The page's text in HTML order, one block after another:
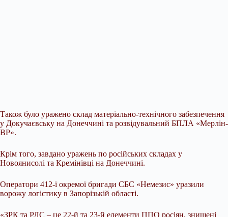
Також було уражено склад матеріально-технічного забезпечення
у Докучаєвську на Донеччині та розвідувальний БПЛА «Мерлін-
ВР».
Крім того, завдано уражень по російських складах у
Новоянисолі та Кремінівці на Донеччині.
Оператори 412-ї окремої бригади СБС «Немезис» уразили
ворожу логістику в Запорізькій області.
«ЗРК та РЛС – це 22-й та 23-й елементи ППО росіян, знищені